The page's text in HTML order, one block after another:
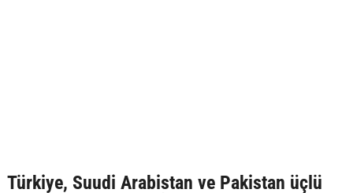
Türkiye, Suudi Arabistan ve Pakistan üçlü